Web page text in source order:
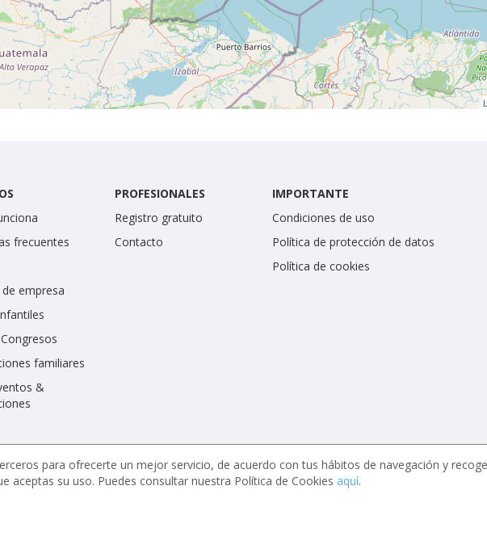
frecuentes
empresa
familiares
&
PROFESIONALES
Registro gratuito
Contacto
IMPORTANTE
Condiciones de uso
Política de protección de datos
Política de cookies
para ofrecerte un mejor servicio, de acuerdo con tus hábitos de navegación y
aceptas su uso. Puedes consultar nuestra Política de Cookies aquí.